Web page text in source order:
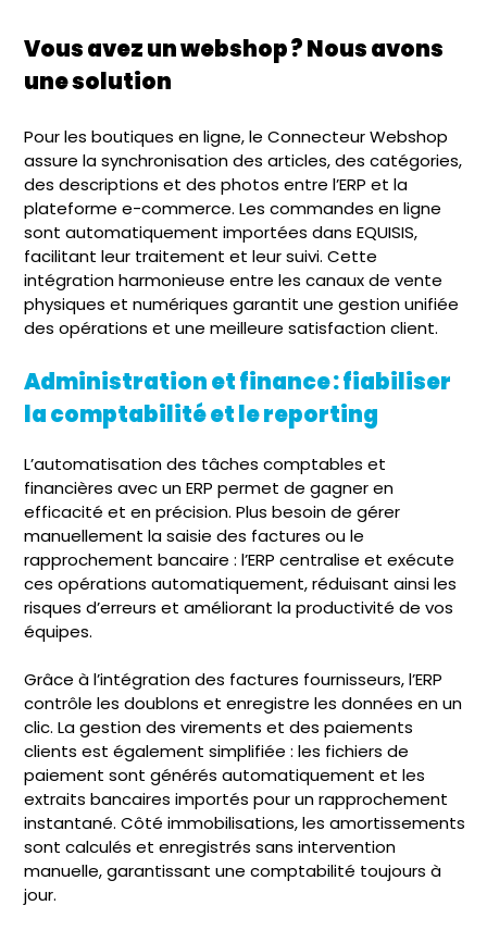
Vous avez un webshop ? Nous avons
une solution
Pour les boutiques en ligne, le Connecteur Webshop
assure la synchronisation des articles, des catégories,
des descriptions et des photos entre l’ERP et la
plateforme e-commerce. Les commandes en ligne
sont automatiquement importées dans EQUISIS,
facilitant leur traitement et leur suivi. Cette
intégration harmonieuse entre les canaux de vente
physiques et numériques garantit une gestion unifiée
des opérations et une meilleure satisfaction client.
Administration et finance : fiabiliser
la comptabilité et le reporting
L’automatisation des tâches comptables et
financières avec un ERP permet de gagner en
efficacité et en précision. Plus besoin de gérer
manuellement la saisie des factures ou le
rapprochement bancaire : l’ERP centralise et exécute
ces opérations automatiquement, réduisant ainsi les
risques d’erreurs et améliorant la productivité de vos
équipes.
Grâce à l’intégration des factures fournisseurs, l’ERP
contrôle les doublons et enregistre les données en un
clic. La gestion des virements et des paiements
clients est également simplifiée : les fichiers de
paiement sont générés automatiquement et les
extraits bancaires importés pour un rapprochement
instantané. Côté immobilisations, les amortissements
sont calculés et enregistrés sans intervention
manuelle, garantissant une comptabilité toujours à
jour.